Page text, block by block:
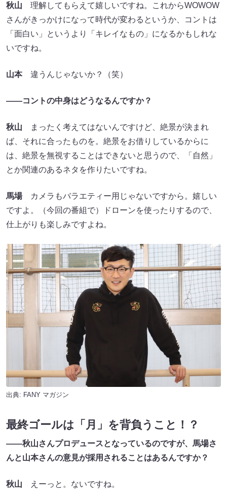
秋山 理解してもらえて嬉しいですね。これからWOWOW
さんがきっかけになって時代が変わるというか、コントは
「面白い」というより「キレイなもの」になるかもしれな
いですね。
山本違うんじゃないか？（笑）
――コントの中身はどうなるんですか？
秋山 まったく考えてはないんですけど、絶景が決まれ
ば、それに合ったものを。絶景をお借りしているからに
は、絶景を無視することはできないと思うので、「自然」
とか関連のあるネタを作りたいですね。
馬場カメラもバラエティー用じゃないですから。嬉しい
ですよ。（今回の番組で）ドローンを使ったりするので、
仕上がりも楽しみですよね。
出典: FANY マガジン
最終ゴールは「月」を背負うこと！？
――秋山さんプロデュースとなっているのですが、馬場さ
んと山本さんの意見が採用されることはあるんですか？
秋山 えーっと。ないですね。